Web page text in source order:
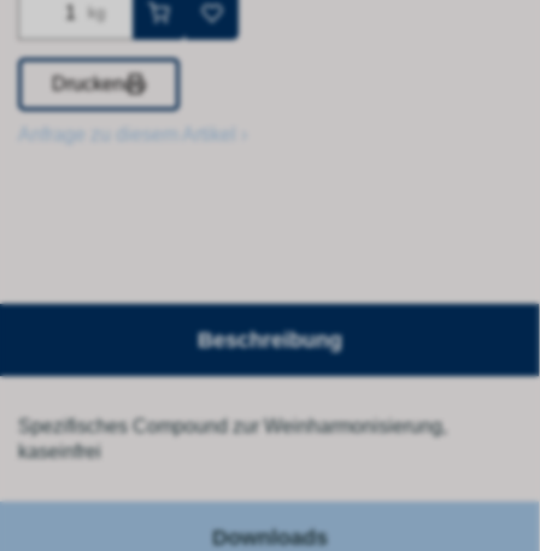
kg
Drucken
Anfrage zu diesem Artikel ›
Beschreibung
Spezifisches Compound zur Weinharmonisierung,
kaseinfrei
Downloads